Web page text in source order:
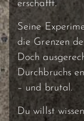
erschafft.
Seine
die Grenzen
Doch
Durchbruchs
– und brutal.
Du willst